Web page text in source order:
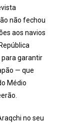
não fechou
aos navios
para garantir
— que
Médio
no seu